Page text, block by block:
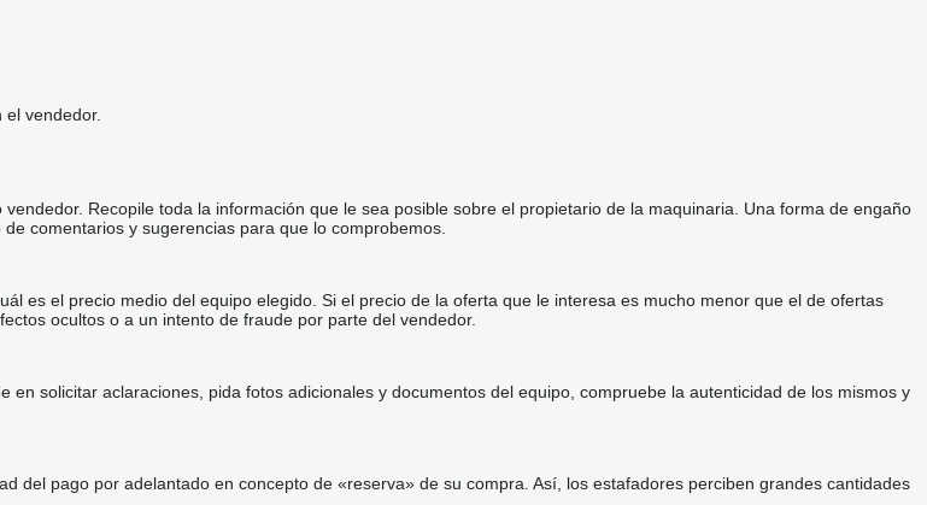
vendedor.
Recopile toda la información que le sea posible sobre el propietario de la maquinaria. Una forma de engaño
comentarios y sugerencias para que lo comprobemos.
es el precio medio del equipo elegido. Si el precio de la oferta que le interesa es mucho menor que el de ofertas
ocultos o a un intento de fraude por parte del vendedor.
solicitar aclaraciones, pida fotos adicionales y documentos del equipo, compruebe la autenticidad de los mismos y
del pago por adelantado en concepto de «reserva» de su compra. Así, los estafadores perciben grandes cantidades